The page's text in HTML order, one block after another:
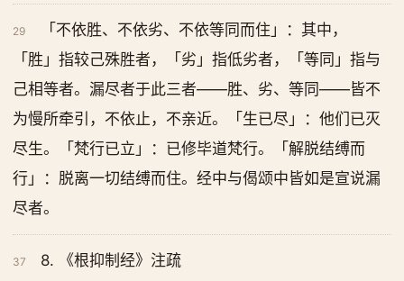
29
「不依胜、不依劣、不依等同而住」：其中，
「胜」指较己殊胜者，「劣」指低劣者，「等同」指与
己相等者。漏尽者于此三者——胜、劣、等同——皆不
为慢所牵引，不依止，不亲近。「生已尽」：他们已灭
尽生。「梵行已立」：已修毕道梵行。「解脱结缚而
行」：脱离一切结缚而住。经中与偈颂中皆如是宣说漏
尽者。
37 8. 《根抑制经》注疏